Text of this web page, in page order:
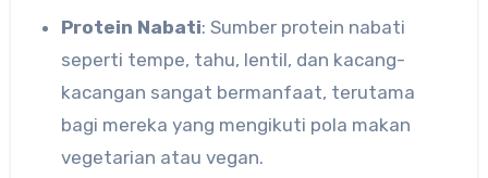
Protein Nabati: Sumber protein nabati
seperti tempe, tahu, lentil, dan kacang-
kacangan sangat bermanfaat, terutama
bagi mereka yang mengikuti pola makan
vegetarian atau vegan.